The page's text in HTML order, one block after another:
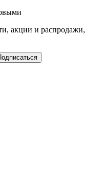
акции и распродажи,